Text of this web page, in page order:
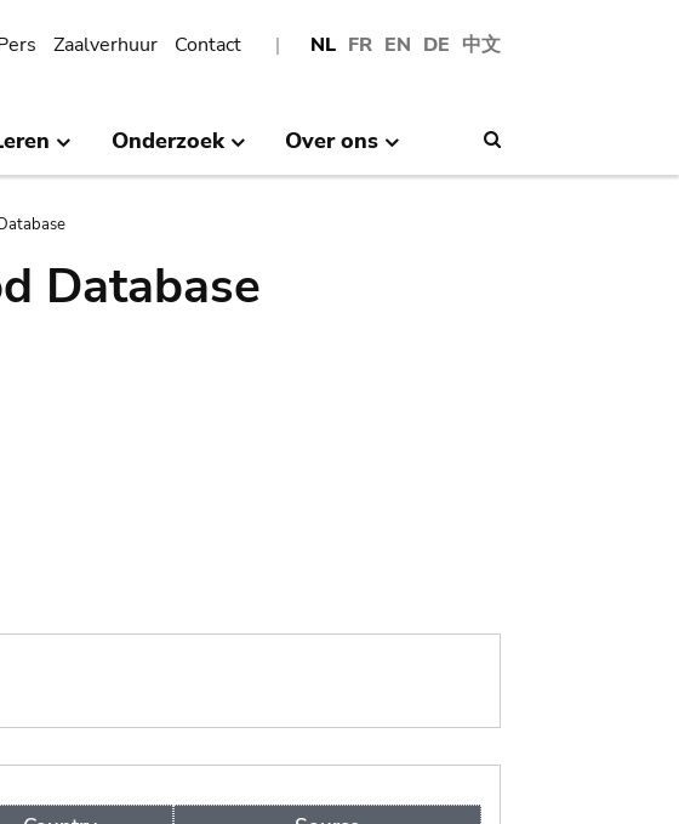
NL FR EN DE 中文
Zaalverhuur Contact
Onderzoek Over ons
Database